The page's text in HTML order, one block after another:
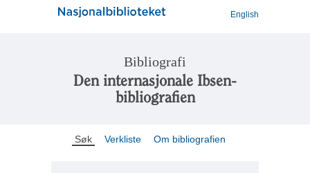
English
Bibliografi
Den internasjonale Ibsen-
bibliografien
Søk Verkliste Om bibliografien